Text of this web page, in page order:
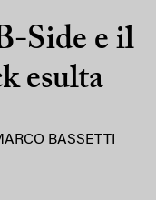
Side e il
esulta
BASSETTI